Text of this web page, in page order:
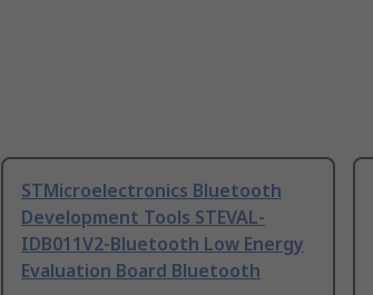
STMicroelectronics Bluetooth
Development Tools STEVAL-
IDB011V2-Bluetooth Low Energy
Evaluation Board Bluetooth